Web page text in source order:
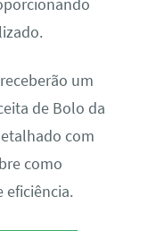
um
de Bolo da
com
como
eficiência.